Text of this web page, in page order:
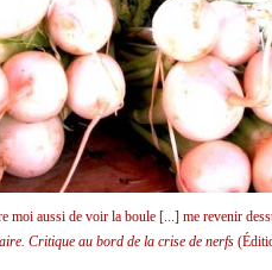
moi aussi de voir la boule [...] me revenir
Critique au bord de la crise de nerfs